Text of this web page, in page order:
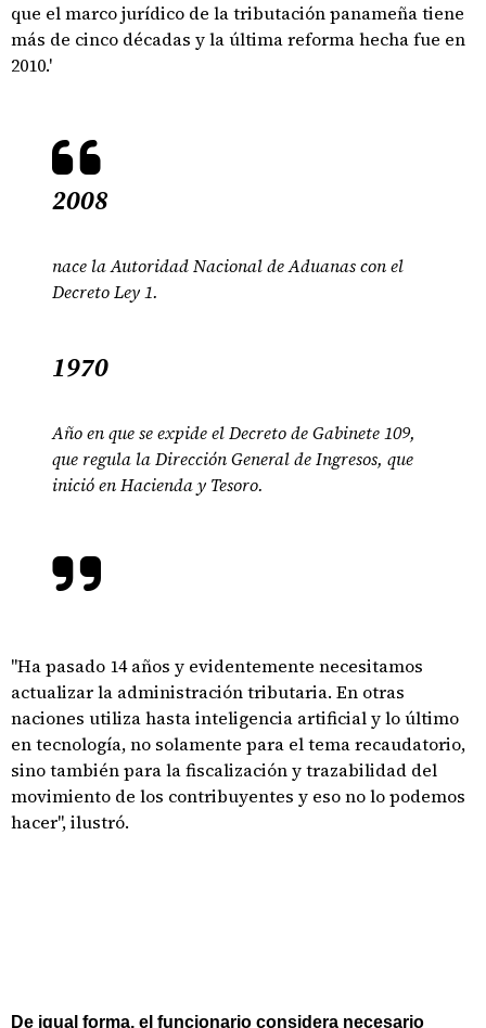
que el marco jurídico de la tributación panameña tiene
más de cinco décadas y la última reforma hecha fue en
2010.'
2008
nace la Autoridad Nacional de Aduanas con el
Decreto Ley 1.
1970
Año en que se expide el Decreto de Gabinete 109,
que regula la Dirección General de Ingresos, que
inició en Hacienda y Tesoro.
"Ha pasado 14 años y evidentemente necesitamos
actualizar la administración tributaria. En otras
naciones utiliza hasta inteligencia artificial y lo último
en tecnología, no solamente para el tema recaudatorio,
sino también para la fiscalización y trazabilidad del
movimiento de los contribuyentes y eso no lo podemos
hacer", ilustró.
De igual forma, el funcionario considera necesario